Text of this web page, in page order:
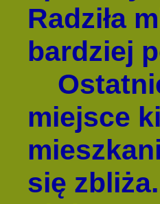
Radziła
bardziej
miejsce
się